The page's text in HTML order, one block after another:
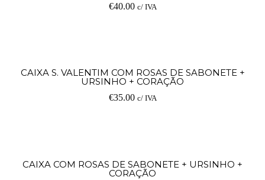
€40.00 c/ IVA
CAIXA S. VALENTIM COM ROSAS DE SABONETE +
URSINHO + CORAÇÃO
€35.00 c/ IVA
CAIXA COM ROSAS DE SABONETE + URSINHO +
CORAÇÃO